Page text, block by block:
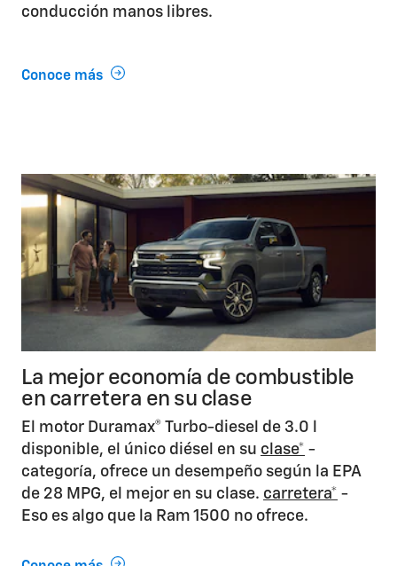
conducción manos libres.
Conoce más
La mejor economía de combustible
en carretera en su clase
El motor Duramax® Turbo-diesel de 3.0 l
disponible, el único diésel en su clase* -
categoría, ofrece un desempeño según la EPA
de 28 MPG, el mejor en su clase. carretera* -
Eso es algo que la Ram 1500 no ofrece.